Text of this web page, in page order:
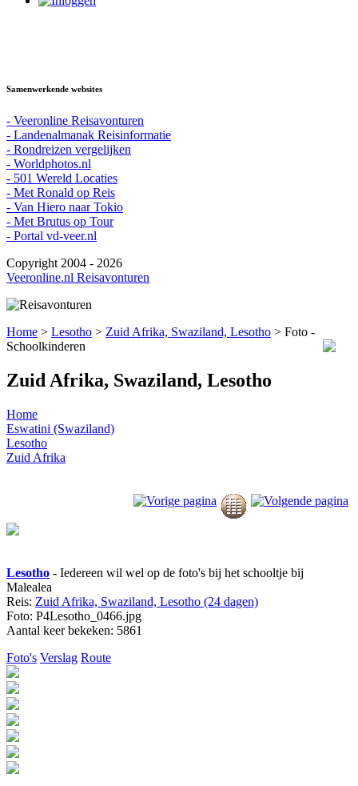
Samenwerkende websites
- Veeronline Reisavonturen
- Landenalmanak Reisinformatie
- Rondreizen vergelijken
- Worldphotos.nl
- 501 Wereld Locaties
- Met Ronald op Reis
- Van Hiero naar Tokio
- Met Brutus op Tour
- Portal vd-veer.nl
Copyright 2004 - 2026
Veeronline.nl Reisavonturen
Home > Lesotho > Zuid Afrika, Swaziland, Lesotho > Foto -
Schoolkinderen
Zuid Afrika, Swaziland, Lesotho
Home
Eswatini (Swaziland)
Lesotho
Zuid Afrika
Lesotho - Iedereen wil wel op de foto's bij het schooltje bij
Malealea
Reis: Zuid Afrika, Swaziland, Lesotho (24 dagen)
Foto: P4Lesotho_0466.jpg
Aantal keer bekeken: 5861
Foto's Verslag Route